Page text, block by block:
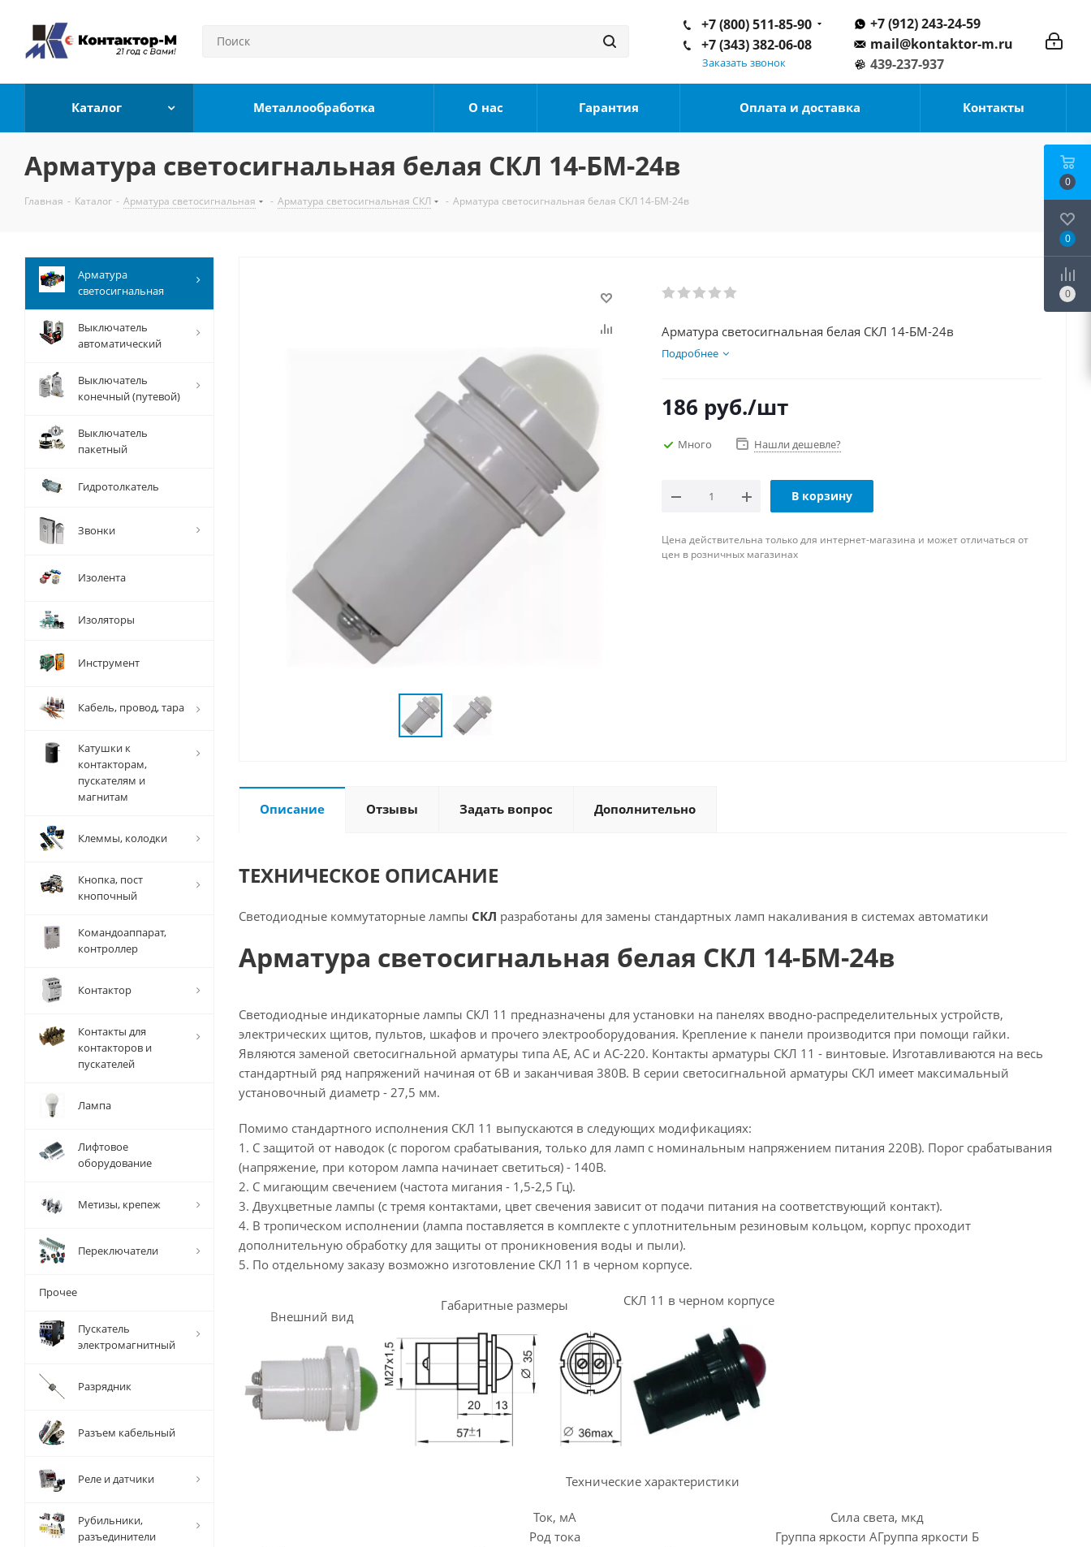
+7 (912) 243-24-59
mail@kontaktor-m.ru
439-237-937
+7 (800) 511-85-90
+7 (343) 382-06-08
Заказать звонок
Каталог Металлообработка О нас Гарантия Оплата и доставка Контакты
Арматура светосигнальная белая СКЛ 14-БМ-24в
Главная - Каталог - Арматура светосигнальная - Арматура светосигнальная СКЛ - Арматура светосигнальная белая СКЛ 14-БМ-24в
Арматура светосигнальная белая СКЛ 14-БМ-24в
Подробнее
186 руб./шт
Много Нашли дешевле?
В корзину
Цена действительна только для интернет-магазина и может отличаться от
цен в розничных магазинах
Описание Отзывы Задать вопрос Дополнительно
ТЕХНИЧЕСКОЕ ОПИСАНИЕ
Светодиодные коммутаторные лампы СКЛ разработаны для замены стандартных ламп накаливания в системах автоматики
Арматура светосигнальная белая СКЛ 14-БМ-24в
Светодиодные индикаторные лампы СКЛ 11 предназначены для установки на панелях вводно-распределительных устройств,
электрических щитов, пультов, шкафов и прочего электрооборудования. Крепление к панели производится при помощи гайки.
Являются заменой светосигнальной арматуры типа АЕ, АС и АС-220. Контакты арматуры СКЛ 11 - винтовые. Изготавливаются на весь
стандартный ряд напряжений начиная от 6В и заканчивая 380В. В серии светосигнальной арматуры СКЛ имеет максимальный
установочный диаметр - 27,5 мм.
Помимо стандартного исполнения СКЛ 11 выпускаются в следующих модификациях:
1. С защитой от наводок (с порогом срабатывания, только для ламп с номинальным напряжением питания 220В). Порог срабатывания
(напряжение, при котором лампа начинает светиться) - 140В.
2. С мигающим свечением (частота мигания - 1,5-2,5 Гц).
3. Двухцветные лампы (с тремя контактами, цвет свечения зависит от подачи питания на соответствующий контакт).
4. В тропическом исполнении (лампа поставляется в комплекте с уплотнительным резиновым кольцом, корпус проходит
дополнительную обработку для защиты от проникновения воды и пыли).
5. По отдельному заказу возможно изготовление СКЛ 11 в черном корпусе.
Внешний вид
Габаритные размеры СКЛ 11 в черном корпусе
Технические характеристики
Ток, мА
Сила света, мкд
Род тока
Группа яркости АГруппа яркости Б
Арматура
светосигнальная
Выключатель
автоматический
Выключатель
конечный (путевой)
Выключатель
пакетный
Гидротолкатель
Звонки
Изолента
Изоляторы
Инструмент
Кабель, провод, тара
Катушки к
контакторам,
пускателям и
магнитам
Клеммы, колодки
Кнопка, пост
кнопочный
Командоаппарат,
контроллер
Контактор
Контакты для
контакторов и
пускателей
Лампа
Лифтовое
оборудование
Метизы, крепеж
Переключатели
Прочее
Пускатель
электромагнитный
Разрядник
Разъем кабельный
Реле и датчики
Рубильники,
разъединители
0
0
0